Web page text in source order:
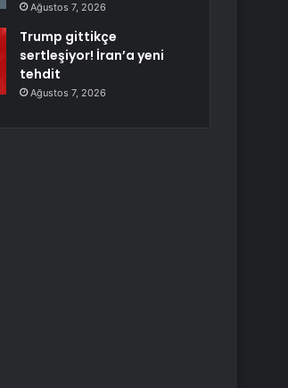
Ağustos 7, 2026
Trump gittikçe
sertleşiyor! İran’a yeni
tehdit
Ağustos 7, 2026